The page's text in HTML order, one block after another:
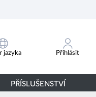
jazyka Přihlásit
PŘÍSLUŠENSTVÍ